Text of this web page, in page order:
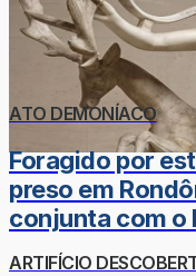
ATO DEMONÍACO
Foragido por
preso em
conjunta com o
ARTIFÍCIO